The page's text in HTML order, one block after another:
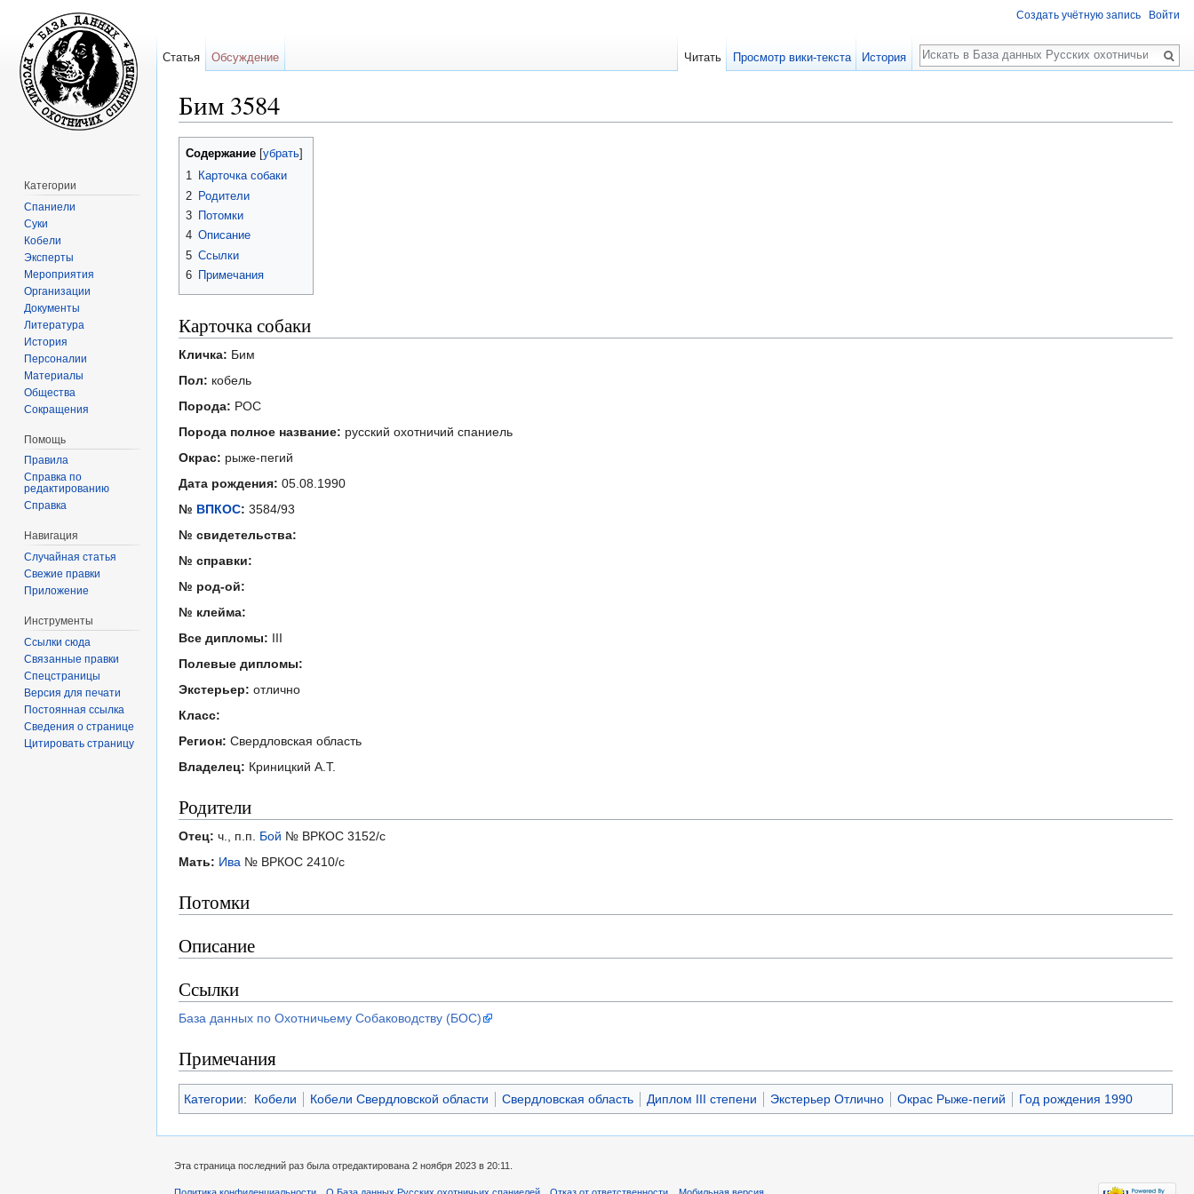
Бим 3584
Содержание убрать
1 Карточка собаки
2 Родители
3 Потомки
4 Описание
5 Ссылки
6 Примечания
Карточка собаки
Кличка: Бим
Пол: кобель
Порода: РОС
Порода полное название: русский охотничий спаниель
Окрас: рыже-пегий
Дата рождения: 05.08.1990
№ ВПКОС: 3584/93
№ свидетельства:
№ справки:
№ род-ой:
№ клейма:
Все дипломы: III
Полевые дипломы:
Экстерьер: отлично
Класс:
Регион: Свердловская область
Владелец: Криницкий А.Т.
Родители
Отец: ч., п.п. Бой № ВРКОС 3152/с
Мать: Ива № ВРКОС 2410/с
Потомки
Описание
Ссылки
База данных по Охотничьему Собаководству (БОС)
Примечания
Категории: Кобели Кобели Свердловской области Свердловская область Диплом III степени Экстерьер Отлично Окрас Рыже-пегий Год рождения 1990
Создать учётную запись Войти
Статья Обсуждение Читать Просмотр вики-текста История
Поиск
Категории
Спаниели
Суки
Кобели
Эксперты
Мероприятия
Организации
Документы
Литература
История
Персоналии
Материалы
Общества
Сокращения
Помощь
Правила
Справка по
редактированию
Справка
Навигация
Случайная статья
Свежие правки
Приложение
Инструменты
Ссылки сюда
Связанные правки
Спецстраницы
Версия для печати
Постоянная ссылка
Сведения о странице
Цитировать страницу
Эта страница последний раз была отредактирована 2 ноября 2023 в 20:11.